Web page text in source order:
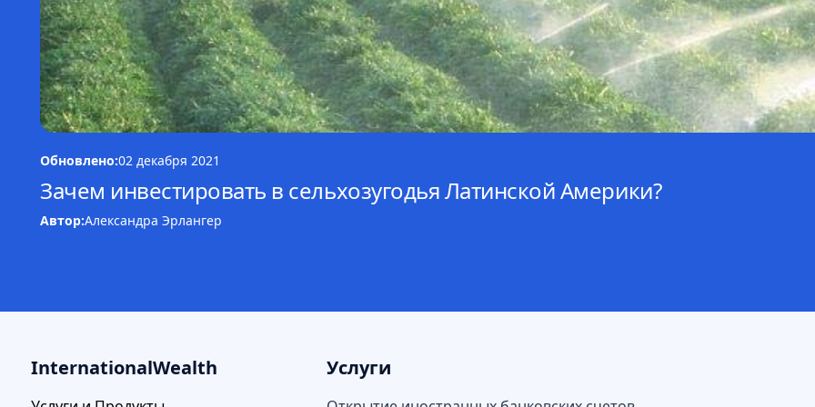
Обновлено:02 декабря 2021
Зачем инвестировать в сельхозугодья Латинской Америки?
Автор:Александра Эрлангер
InternationalWealth Услуги